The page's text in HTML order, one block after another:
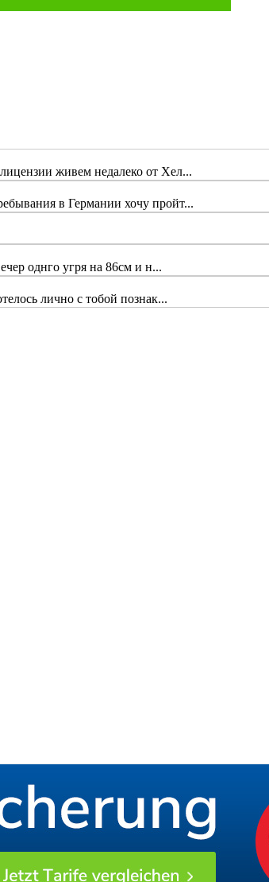
живем недалеко от Хел...
в Германии хочу пройт...
однго угря на 86см и н...
лично с тобой познак...